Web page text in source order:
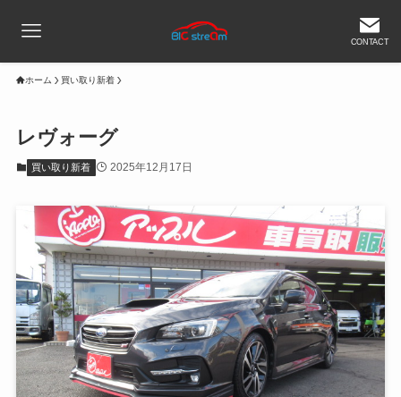
CONTACT
ホーム 買い取り新着
レヴォーグ
買い取り新着 2025年12月17日